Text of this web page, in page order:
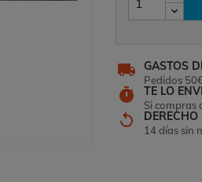
local_shipping GASTOS
Pedidos
timer TE LO
Si compras
replay
14 días sin